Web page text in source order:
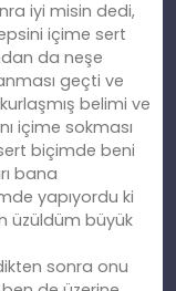
iyi misin dedi,
içime sert
da neşe
geçti ve
belimi ve
içime sokması
biçimde beni
bana
yapıyordu ki
üzüldüm büyük
sonra onu